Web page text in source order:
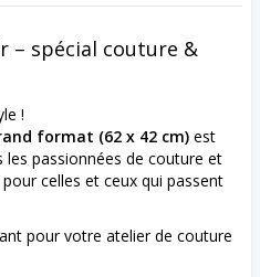
– spécial couture &
!
format (62 x 42 cm) est
les passionnées de couture et
celles et ceux qui passent
pour votre atelier de couture